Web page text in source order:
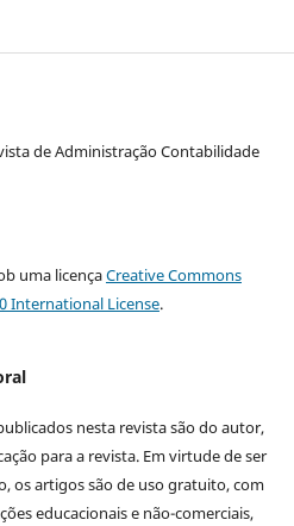
de Administração Contabilidade
uma licençaCreative Commons
International License.
nesta revista são do autor,
para a revista. Em virtude de ser
os artigos são de uso gratuito, com
educacionais e não-comerciais,